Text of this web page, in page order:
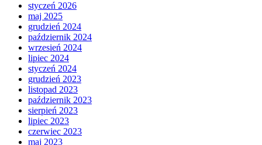
styczeń 2026
maj 2025
grudzień 2024
październik 2024
wrzesień 2024
lipiec 2024
styczeń 2024
grudzień 2023
listopad 2023
październik 2023
sierpień 2023
lipiec 2023
czerwiec 2023
maj 2023